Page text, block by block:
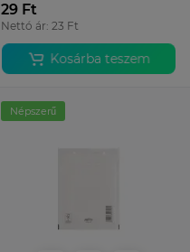
29 Ft
Nettó ár: 23 Ft
Kosárba teszem
Népszerű